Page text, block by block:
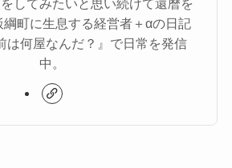
してみたいと思い続けて還暦を
町に生息する経営者＋αの日記
は何屋なんだ？』で日常を発信
中。